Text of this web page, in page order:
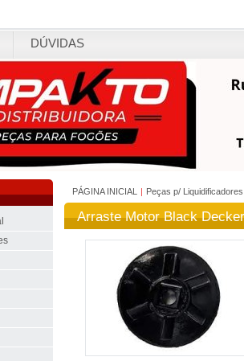
DÚVIDAS
PÁGINA INICIAL | Peças p/ Liquidificadores
Arraste Motor Black